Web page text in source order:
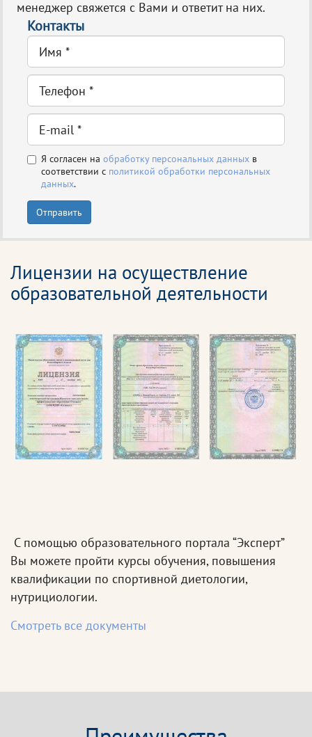
менеджер свяжется с Вами и ответит на них.
Контакты
Я согласен на обработку персональных данных в
соответствии с политикой обработки персональных
данных.
Отправить
Лицензии на осуществление
образовательной деятельности
С помощью образовательного портала “Эксперт”
Вы можете пройти курсы обучения, повышения
квалификации по спортивной диетологии,
нутрициологии.
Смотреть все документы